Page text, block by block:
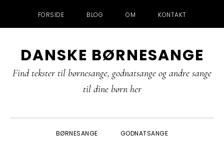
FORSIDE BLOG OM KONTAKT
direkte
til
indhold
direkte
til
direkte
til
DANSKE BØRNESANGE
Find tekster til børnesange, godnatsange og andre sange
til dine børn her
BØRNESANGE GODNATSANGE